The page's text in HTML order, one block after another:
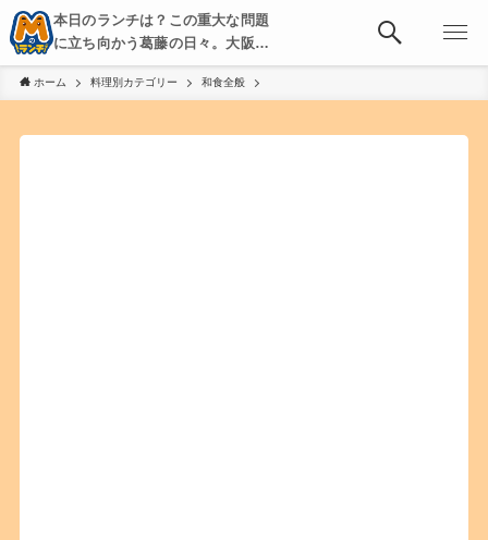
本日のランチは？この重大な問題
に立ち向かう葛藤の日々。大阪・
京都・神戸を中心とした食べ歩
き、飲み歩きを綴る。
ホーム 料理別カテゴリー 和食全般